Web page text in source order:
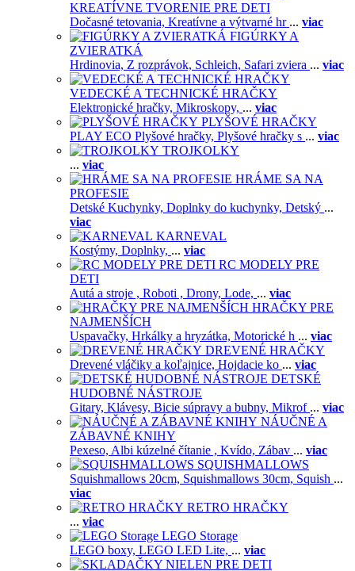
KREATÍVNE TVORENIE PRE DETI
Dočasné tetovania, Kreatívne a výtvarné hr ... viac
FIGÚRKY A
ZVIERATKÁ
Hrdinovia, Z rozprávok, Schleich, Safari zviera ... viac
VEDECKÉ A TECHNICKÉ HRAČKY
Elektronické hračky, Mikroskopy, ... viac
PLYŠOVÉ HRAČKY
PLAY ECO Plyšové hračky, Plyšové hračky s ... viac
TROJKOLKY
... viac
HRÁME SA NA
PROFESIE
Detské Kuchynky, Doplnky do kuchynky, Detský ...
viac
KARNEVAL
Kostýmy, Doplnky, ... viac
RC MODELY PRE
DETI
Autá a stroje , Roboti , Drony, Lode, ... viac
HRAČKY PRE
NAJMENŠÍCH
Uspavačky, Hrkálky a hryzátka, Motorické h ... viac
DREVENÉ HRAČKY
Drevené vláčiky a koľajnice, Hojdacie ko ... viac
DETSKÉ
HUDOBNÉ NÁSTROJE
Gitary, Klávesy, Bicie súpravy a bubny, Mikrof ... viac
NÁUČNÉ A
ZÁBAVNÉ KNIHY
Pexeso, Albi kúzelné čítanie , Kvído, Zábav ... viac
SQUISHMALLOWS
Squishmallows 20cm, Squishmallows 30cm, Squish ...
viac
RETRO HRAČKY
... viac
LEGO Storage
LEGO boxy, LEGO LED Lite, ... viac